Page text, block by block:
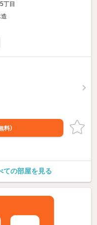
丁目
料）
ての部屋を見る